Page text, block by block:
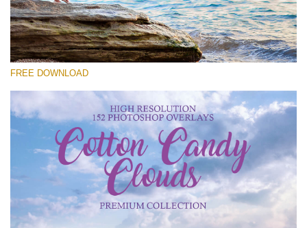
Small 800*533px
Cotton Candy Clouds
(152 Overlays)
4 Seasons (411 Overlays)
Large 6000*4000px
Entire Collection
(1783 Overlays)
Large 6000*4000px
FREE DOWNLOAD